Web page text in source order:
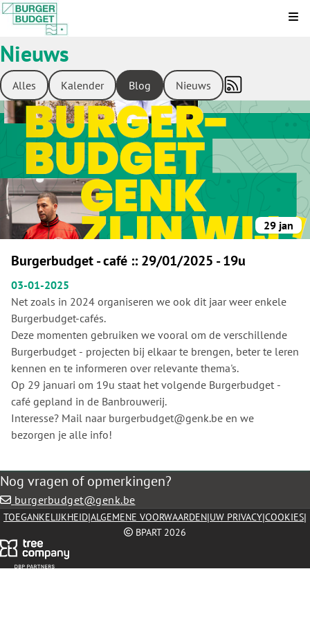
Nieuws
Alles Kalender Blog Nieuws
29 jan
Burgerbudget - café :: 29/01/2025 - 19u
03-01-2025
Net zoals in 2024 organiseren we ook dit jaar weer enkele
Burgerbudget-cafés.
Deze momenten gebruiken we vooral om de verschillende
Burgerbudget - projecten bij elkaar te brengen, beter te leren
kennen en te informeren over relevante thema's.
Op 29 januari om 19u staat het volgende Burgerbudget -
café gepland in de Banbrouwerij.
Interesse? Mail naar burgerbudget@genk.be en we
bezorgen je alle info!
Nog vragen of opmerkingen?
burgerbudget@genk.be
TOEGANKELIJKHEID|ALGEMENE VOORWAARDEN|UW PRIVACY|COOKIES|
BPART 2026